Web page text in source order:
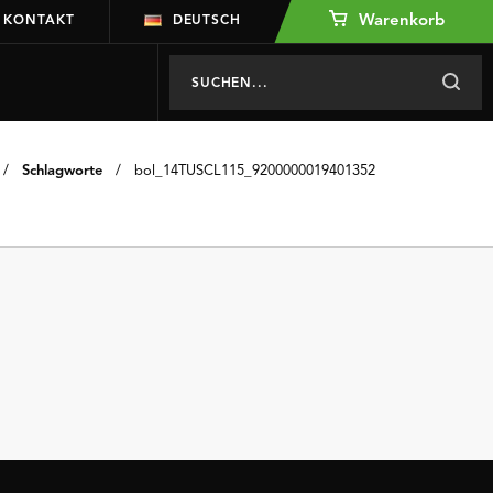
KONTAKT DEUTSCH Warenkorb
/ Schlagworte / bol_14TUSCL115_9200000019401352